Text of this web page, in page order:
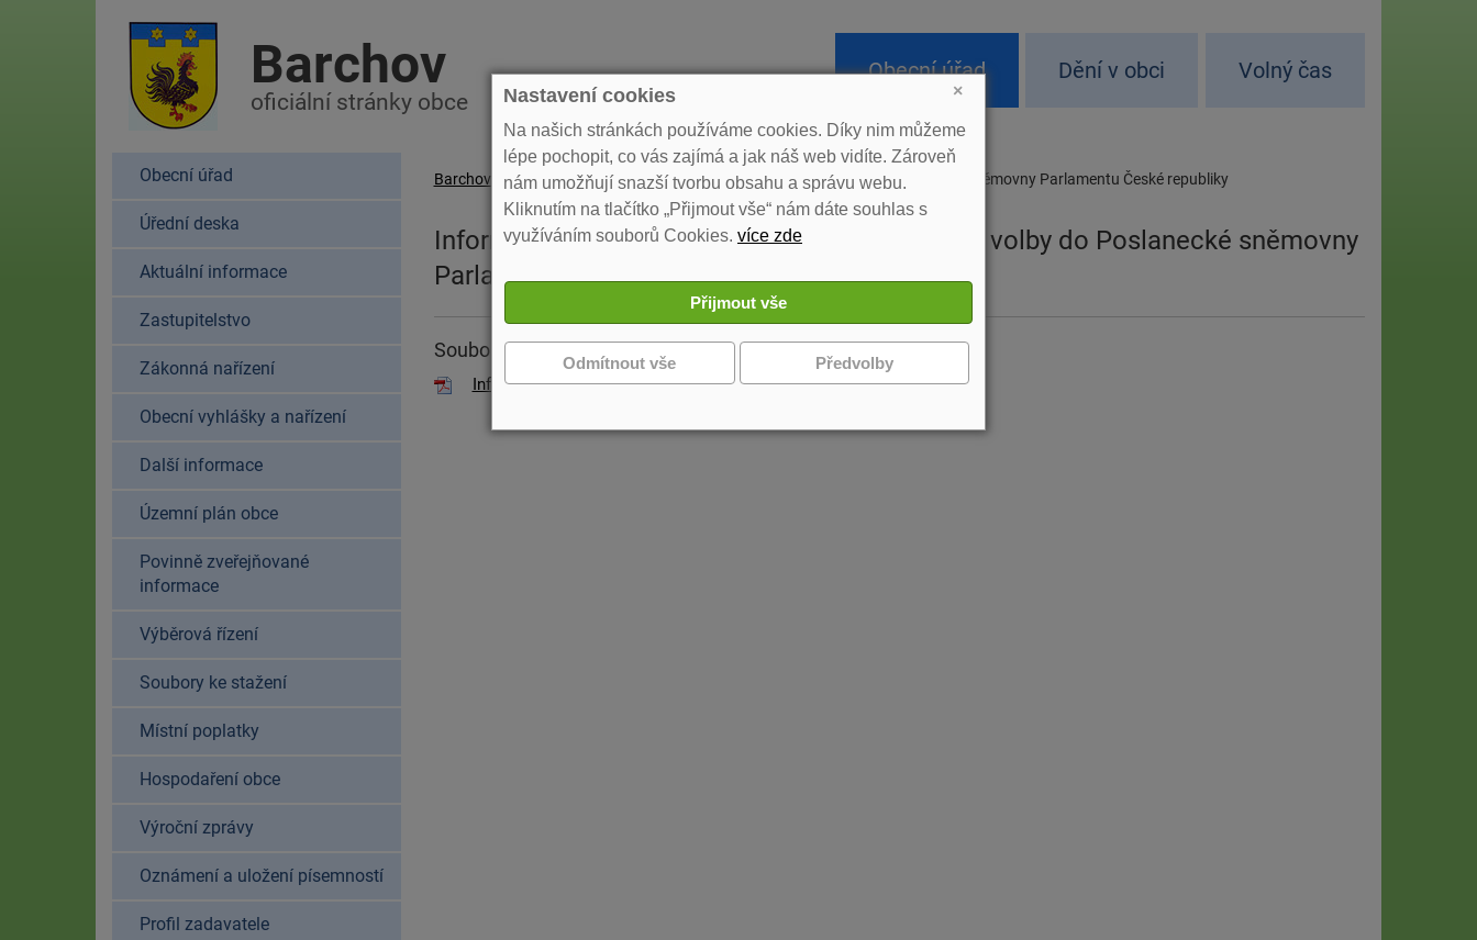
Barchov
oficiální stránky obce
Obecní úřad Dění v obci Volný čas
Obecní úřad
Úřední deska
Aktuální informace
Zastupitelstvo
Zákonná nařízení
Obecní vyhlášky a nařízení
Další informace
Územní plán obce
Povinně zveřejňované
informace
Výběrová řízení
Soubory ke stažení
Místní poplatky
Hospodaření obce
Výroční zprávy
Oznámení a uložení písemností
Profil zadavatele
Barchov »Informace o počtu a sídle volebních okrsků pro volby do Poslanecké sněmovny Parlamentu České republiky
Informace o počtu a sídle volebních okrsků pro volby do Poslanecké sněmovny
Parlamentu České republiky
Soubory ke stažení
Informace o počtu a sídle volebních okrsků
×
Nastavení cookies
Na našich stránkách používáme cookies. Díky nim můžeme
lépe pochopit, co vás zajímá a jak náš web vidíte. Zároveň
nám umožňují snazší tvorbu obsahu a správu webu.
Kliknutím na tlačítko „Přijmout vše“ nám dáte souhlas s
využíváním souborů Cookies. více zde